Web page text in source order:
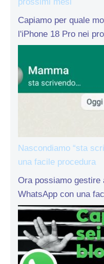
Capiamo per quale
l'iPhone 18 Pro nei
Nascondiamo “sta
una facile procedura
Ora possiamo
WhatsApp con una